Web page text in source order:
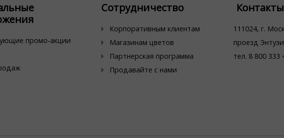
промо-акции
Сотрудничество
Корпоративным клиентам
Магазинам цветов
Партнерская программа
Продавайте с нами
Контакты
111024, г.
проезд
тел. 8 800 333